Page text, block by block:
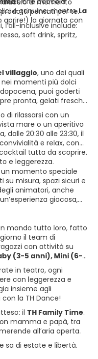
e genuine; mentreLa
aprire!) la giornata con
al momento
pensati per te.
l’all-inclusive include:
soft drink, spritz,
villaggio, uno dei quali
momenti più dolci
puoi goderti
pronta, gelati freschi
di rilassarsi con un
mare o un aperitivo
dalle 20:30 alle 23:30, il
e relax, con
tutta da scoprire.
e leggerezza.
momento speciale
su misura, spazi sicuri e
animatori, anche
giocosa,
mondo tutto loro, fatto
il team di
con attività su
(3-5 anni), Mini (6-
in teatro, ogni
con leggerezza e
insieme agli
la TH Dance!
il TH Family Time.
mamma e papà, tra
all’aria aperta.
sa di estate e libertà.